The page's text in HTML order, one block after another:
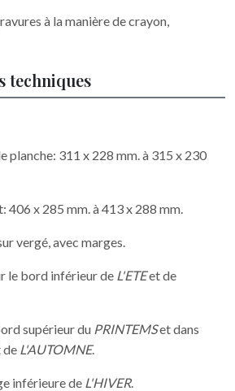
à la manière de crayon,
techniques
planche: 311 x 228 mm. à 315 x 230
406 x 285 mm. à 413 x 288 mm.
vergé, avec marges.
le bord inférieur de L'ETEet de
supérieur du PRINTEMSet dans
de L'AUTOMNE.
inférieure de L'HIVER.